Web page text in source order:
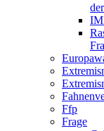
Ffp
Frage